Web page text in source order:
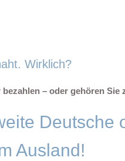
Wirklich?
bezahlen – oder gehören Sie
Deutsche
Ausland!